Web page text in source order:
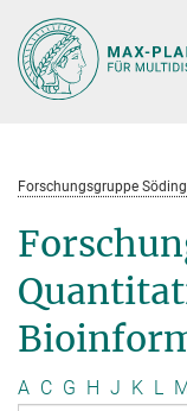
Hauptinhalt
Forschungsgruppe Söding
A C G H J K L